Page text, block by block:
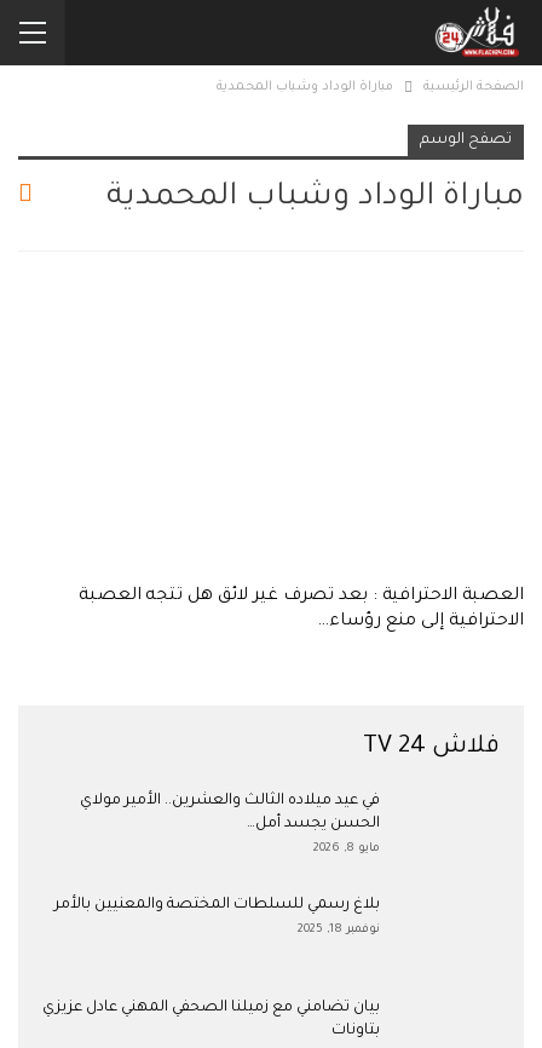
الصفحة الرئيسية مباراة الوداد وشباب المحمدية
تصفح الوسم
مباراة الوداد وشباب المحمدية
العصبة الاحترافية : بعد تصرف غير لائق هل تتجه العصبة
الاحترافية إلى منع رؤساء…
فلاش 24 TV
في عيد ميلاده الثالث والعشرين.. الأمير مولاي
الحسن يجسد أمل…
مايو 8, 2026
بلاغ رسمي للسلطات المختصة والمعنيين بالأمر
نوفمبر 18, 2025
بيان تضامني مع زميلنا الصحفي المهني عادل عزيزي
بتاونات